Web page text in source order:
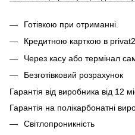
Готівкою при отриманні.
Кредитною карткою в
Через касу або термінал
Безготівковий розрахунок
Гарантія від виробника від 12
Гарантія на полікарбонатні
Світлопроникність